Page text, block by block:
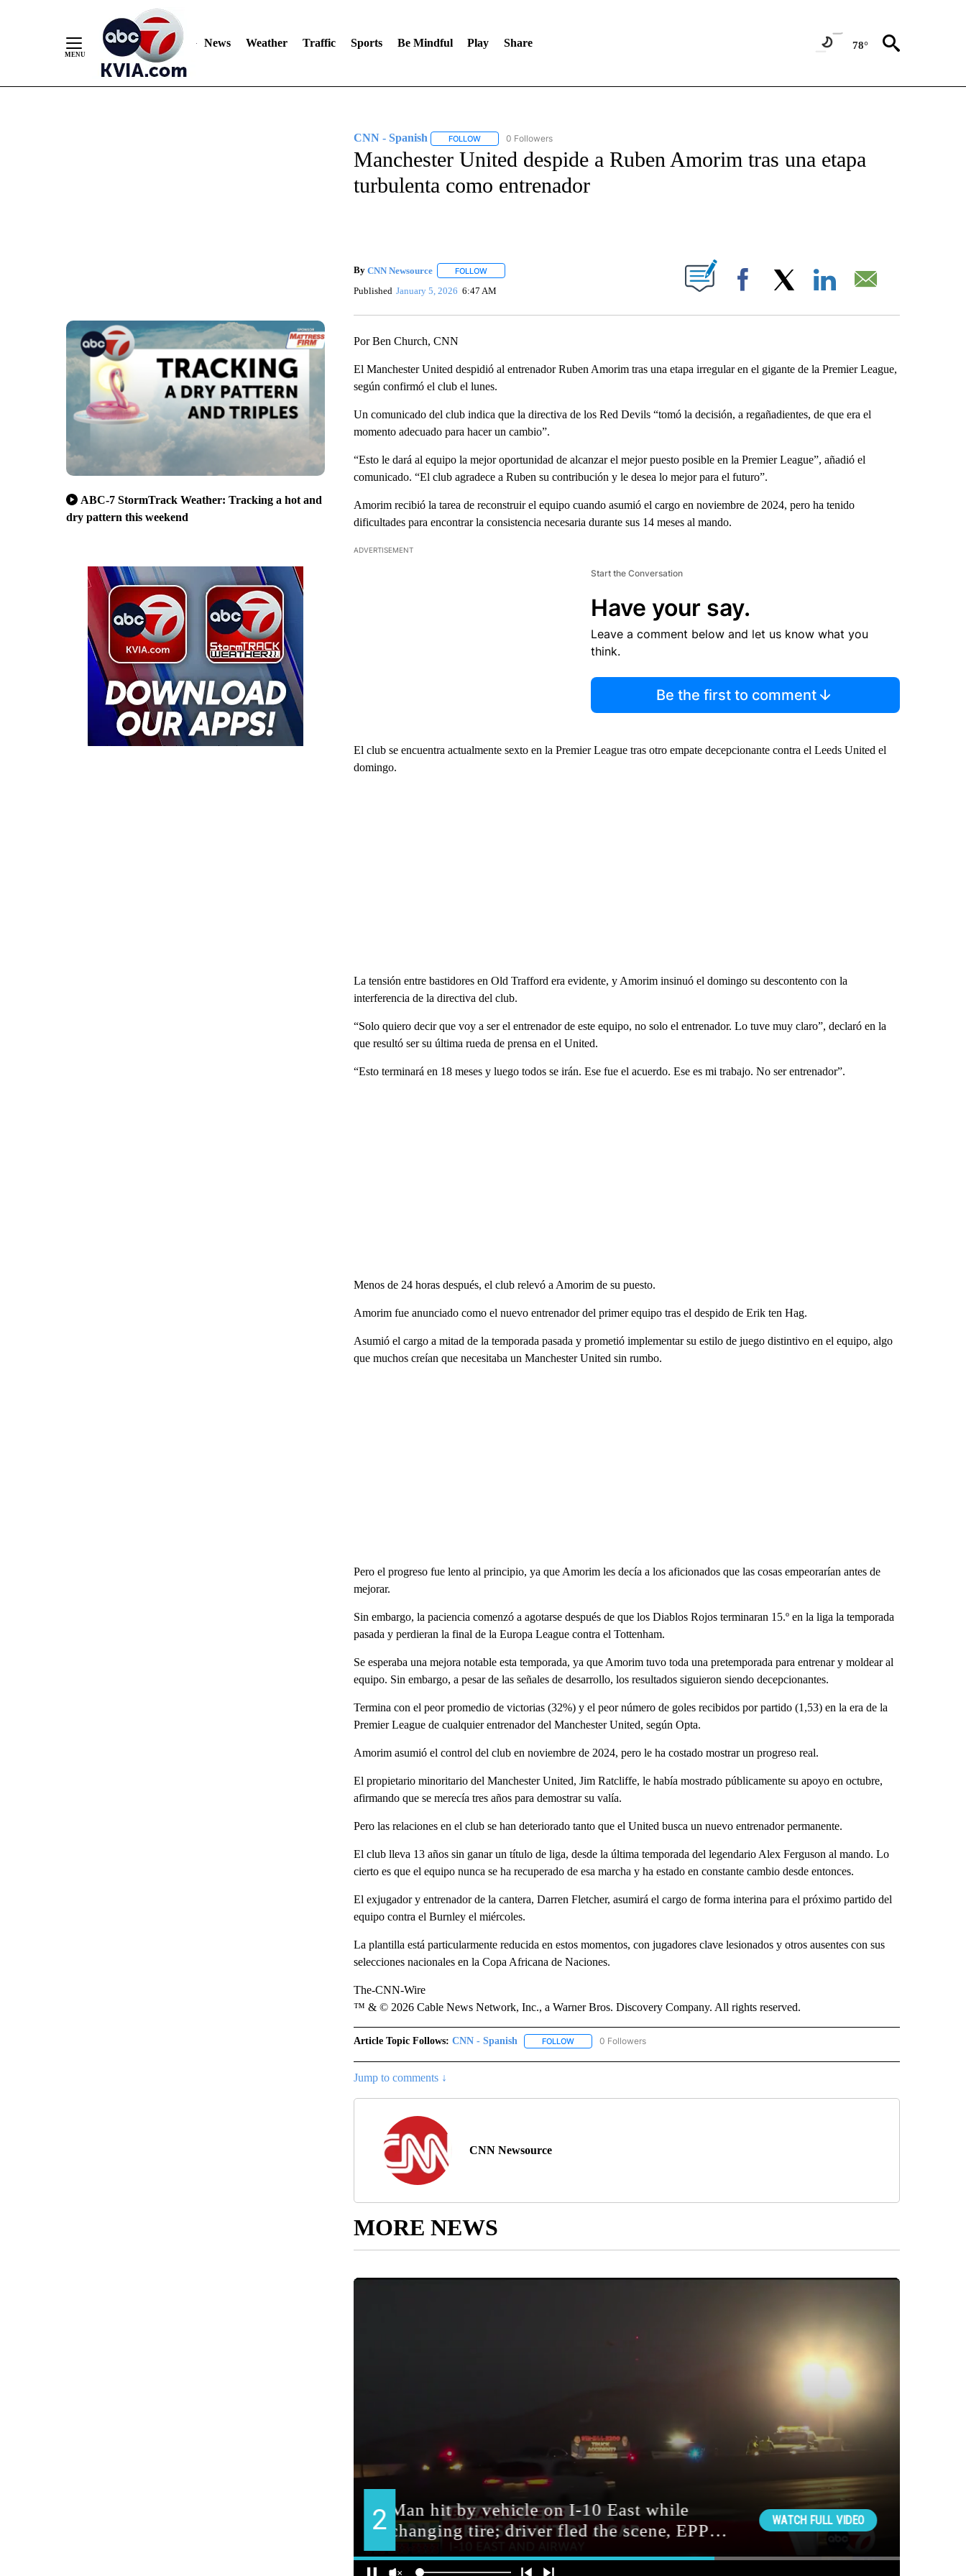
News Weather Traffic Sports Be Mindful Play Share 78°
ABC-7 StormTrack Weather: Tracking a hot and
dry pattern this weekend
CNN - Spanish FOLLOWFOLLOW "CNN - SPANISH" TO RECEIVE NOTIFICATIONS ABOUT NEW PAGES ON "CNN - SPANISH".
0 Followers
Manchester United despide a Ruben Amorim tras una etapa
turbulenta como entrenador
By CNN Newsource FOLLOWFOLLOW "" TO RECEIVE NOTIFICATIONS ABOUT NEW PAGES ON "".
Published January 5, 2026 6:47 AM Facebook
Por Ben Church, CNN
El Manchester United despidió al entrenador Ruben Amorim tras una etapa irregular en el gigante de la Premier League,
según confirmó el club el lunes.
Un comunicado del club indica que la directiva de los Red Devils “tomó la decisión, a regañadientes, de que era el
momento adecuado para hacer un cambio”.
“Esto le dará al equipo la mejor oportunidad de alcanzar el mejor puesto posible en la Premier League”, añadió el
comunicado. “El club agradece a Ruben su contribución y le desea lo mejor para el futuro”.
Amorim recibió la tarea de reconstruir el equipo cuando asumió el cargo en noviembre de 2024, pero ha tenido
dificultades para encontrar la consistencia necesaria durante sus 14 meses al mando.
ADVERTISEMENT
Start the Conversation
Have your say.
Leave a comment below and let us know what you
think.
Be the first to comment
El club se encuentra actualmente sexto en la Premier League tras otro empate decepcionante contra el Leeds United el
domingo.
La tensión entre bastidores en Old Trafford era evidente, y Amorim insinuó el domingo su descontento con la
interferencia de la directiva del club.
“Solo quiero decir que voy a ser el entrenador de este equipo, no solo el entrenador. Lo tuve muy claro”, declaró en la
que resultó ser su última rueda de prensa en el United.
“Esto terminará en 18 meses y luego todos se irán. Ese fue el acuerdo. Ese es mi trabajo. No ser entrenador”.
Menos de 24 horas después, el club relevó a Amorim de su puesto.
Amorim fue anunciado como el nuevo entrenador del primer equipo tras el despido de Erik ten Hag.
Asumió el cargo a mitad de la temporada pasada y prometió implementar su estilo de juego distintivo en el equipo, algo
que muchos creían que necesitaba un Manchester United sin rumbo.
Pero el progreso fue lento al principio, ya que Amorim les decía a los aficionados que las cosas empeorarían antes de
mejorar.
Sin embargo, la paciencia comenzó a agotarse después de que los Diablos Rojos terminaran 15.º en la liga la temporada
pasada y perdieran la final de la Europa League contra el Tottenham.
Se esperaba una mejora notable esta temporada, ya que Amorim tuvo toda una pretemporada para entrenar y moldear al
equipo. Sin embargo, a pesar de las señales de desarrollo, los resultados siguieron siendo decepcionantes.
Termina con el peor promedio de victorias (32%) y el peor número de goles recibidos por partido (1,53) en la era de la
Premier League de cualquier entrenador del Manchester United, según Opta.
Amorim asumió el control del club en noviembre de 2024, pero le ha costado mostrar un progreso real.
El propietario minoritario del Manchester United, Jim Ratcliffe, le había mostrado públicamente su apoyo en octubre,
afirmando que se merecía tres años para demostrar su valía.
Pero las relaciones en el club se han deteriorado tanto que el United busca un nuevo entrenador permanente.
El club lleva 13 años sin ganar un título de liga, desde la última temporada del legendario Alex Ferguson al mando. Lo
cierto es que el equipo nunca se ha recuperado de esa marcha y ha estado en constante cambio desde entonces.
El exjugador y entrenador de la cantera, Darren Fletcher, asumirá el cargo de forma interina para el próximo partido del
equipo contra el Burnley el miércoles.
La plantilla está particularmente reducida en estos momentos, con jugadores clave lesionados y otros ausentes con sus
selecciones nacionales en la Copa Africana de Naciones.
The-CNN-Wire
™ & © 2026 Cable News Network, Inc., a Warner Bros. Discovery Company. All rights reserved.
Article Topic Follows: CNN - Spanish FOLLOWFOLLOW "CNN - SPANISH" TO RECEIVE NOTIFICATIONS ABOUT NEW PAGES ON "CNN - SPANISH".
0 Followers
Jump to comments ↓
CNN Newsource
MORE NEWS